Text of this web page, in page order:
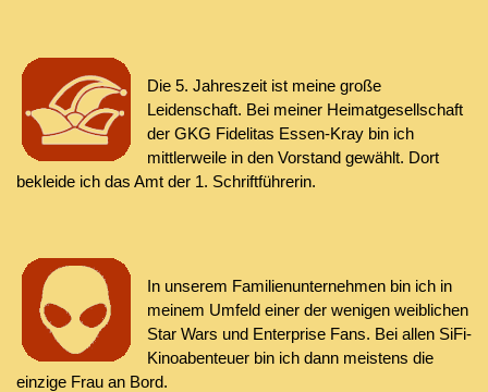
Die 5. Jahreszeit ist meine große
Leidenschaft. Bei meiner Heimatgesellschaft
der GKG Fidelitas Essen-Kray bin ich
mittlerweile in den Vorstand gewählt. Dort
bekleide ich das Amt der 1. Schriftführerin.
In unserem Familienunternehmen bin ich in
meinem Umfeld einer der wenigen weiblichen
Star Wars und Enterprise Fans. Bei allen SiFi-
Kinoabenteuer bin ich dann meistens die
einzige Frau an Bord.